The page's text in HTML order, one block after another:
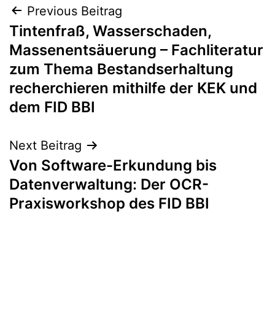
Beitrags-
Navigation
Previous Beitrag
Tintenfraß, Wasserschaden,
Massenentsäuerung – Fachliteratur
zum Thema Bestandserhaltung
recherchieren mithilfe der KEK und
dem FID BBI
Next Beitrag
Von Software-Erkundung bis
Datenverwaltung: Der OCR-
Praxisworkshop des FID BBI